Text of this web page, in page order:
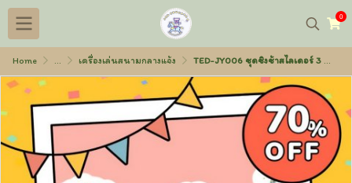
0
Home ... เครื่องเล่นสนามกลางแจ้ง TED-JY006 ชุดชิงช้าสไลเดอร์ 3 ตอน 1050×280×250 ซม.